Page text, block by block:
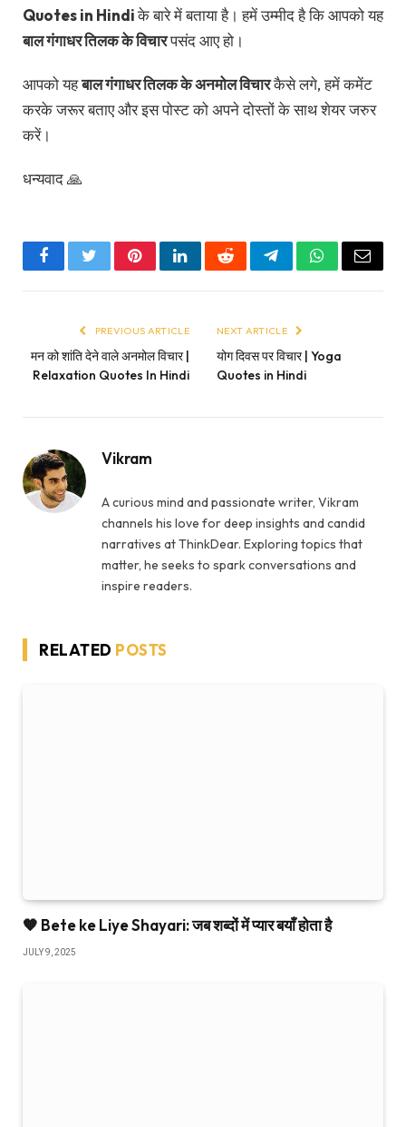
Quotes in Hindiके बारे में बताया है। हमें उम्मीद है कि आपको यह
बाल गंगाधर तिलक के विचारपसंद आए हो।
आपको यहबाल गंगाधर तिलक के अनमोल विचारकैसे लगे, हमें कमेंट
करके जरूर बताए और इस पोस्ट को अपने दोस्तों के साथ शेयर जरुर
करें।
धन्यवाद 🙏
FacebookTwitterPinterestLinkedInRedditTelegramWhatsApp
Email
PREVIOUS ARTICLE
मन को शांति देने वाले अनमोल विचार |
Relaxation Quotes In Hindi
NEXT ARTICLE
योग दिवस पर विचार | Yoga
Quotes in Hindi
Vikram
A curious mind and passionate writer, Vikram
channels his love for deep insights and candid
narratives at ThinkDear. Exploring topics that
matter, he seeks to spark conversations and
inspire readers.
RELATED POSTS
🧡 Bete ke Liye Shayari: जब शब्दों में प्यार बयाँ होता है
JULY 9, 2025